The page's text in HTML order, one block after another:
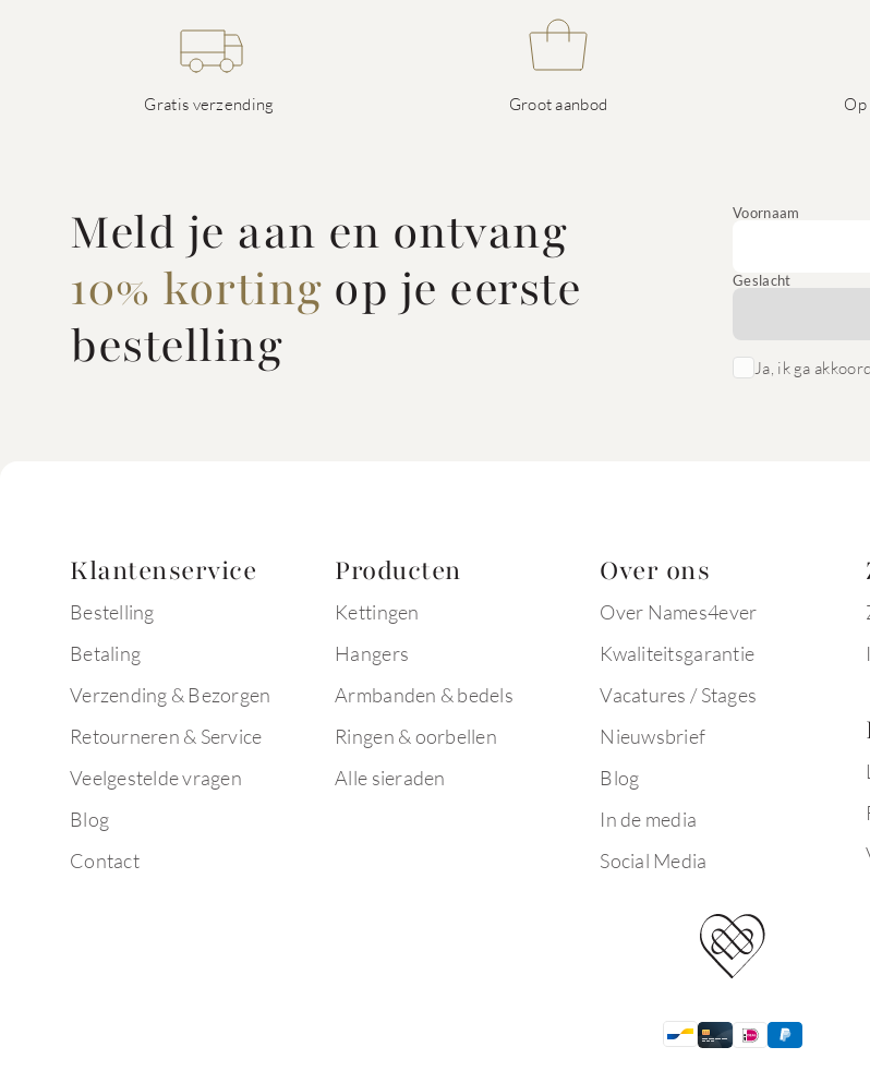
Gratis verzending Groot aanbod Op
Meld je aan en ontvang
10% korting op je eerste
bestelling
Voornaam
Geslacht
Ja, ik ga
Klantenservice
Bestelling
Betaling
Verzending & Bezorgen
Retourneren & Service
Veelgestelde vragen
Blog
Contact
Producten
Kettingen
Hangers
Armbanden & bedels
Ringen & oorbellen
Alle sieraden
Over ons
Over Names4ever
Kwaliteitsgarantie
Vacatures / Stages
Nieuwsbrief
Blog
In de media
Social Media